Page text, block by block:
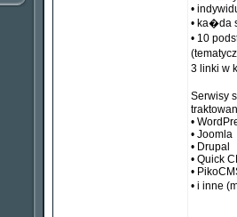
•
• ka�da
• 10
3 linki w
Serwisy
•
• Joomla
• Drupal
• Quick
•
• i inne